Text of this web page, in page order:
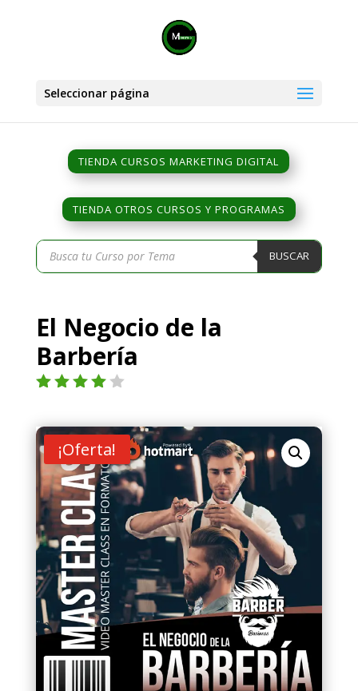
Seleccionar página
TIENDA CURSOS MARKETING DIGITAL
TIENDA OTROS CURSOS Y PROGRAMAS
Búsqueda
de
productos
BUSCAR
El Negocio de la
Barbería
4.00de
5 en
base a
valoraci
ón de
un
cliente
¡Oferta!